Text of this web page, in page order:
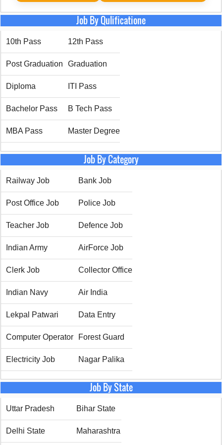
Job By Qulificatione
10th Pass 12th Pass
Post Graduation Graduation
Diploma ITI Pass
Bachelor Pass B Tech Pass
MBA Pass Master Degree
Job By Category
Railway Job Bank Job
Post Office Job Police Job
Teacher Job Defence Job
Indian Army AirForce Job
Clerk Job Collector Office
Indian Navy Air India
Lekpal Patwari Data Entry
Computer Operator Forest Guard
Electricity Job Nagar Palika
Job By State
Uttar Pradesh Bihar State
Delhi State Maharashtra